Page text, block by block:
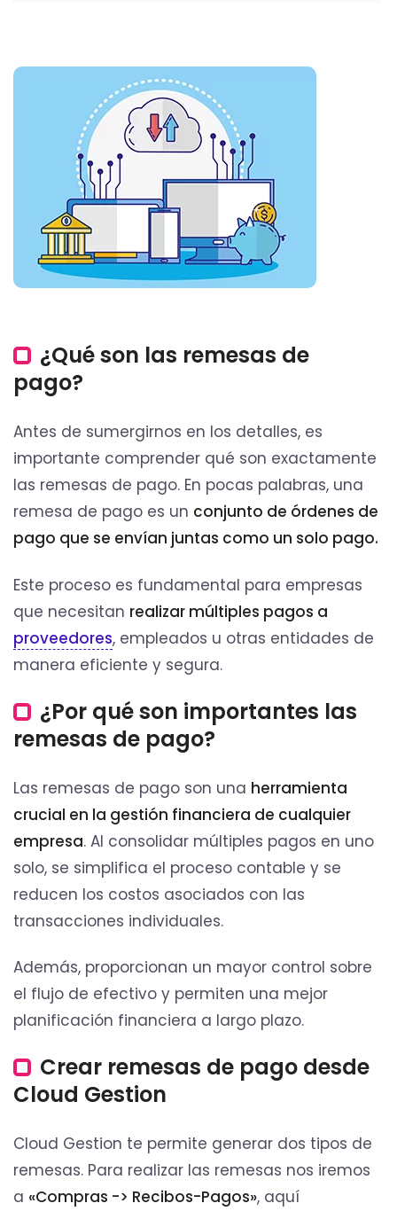
¿Qué son las remesas de
pago?
Antes de sumergirnos en los detalles, es
importante comprender qué son exactamente
las remesas de pago. En pocas palabras, una
remesa de pago es un conjunto de órdenes de
pago que se envían juntas como un solo pago.
Este proceso es fundamental para empresas
que necesitan realizar múltiples pagos a
proveedores, empleados u otras entidades de
manera eficiente y segura.
¿Por qué son importantes las
remesas de pago?
Las remesas de pago son una herramienta
crucial en la gestión financiera de cualquier
empresa. Al consolidar múltiples pagos en uno
solo, se simplifica el proceso contable y se
reducen los costos asociados con las
transacciones individuales.
Además, proporcionan un mayor control sobre
el flujo de efectivo y permiten una mejor
planificación financiera a largo plazo.
Crear remesas de pago desde
Cloud Gestion
Cloud Gestion te permite generar dos tipos de
remesas. Para realizar las remesas nos iremos
a «Compras -> Recibos-Pagos», aquí